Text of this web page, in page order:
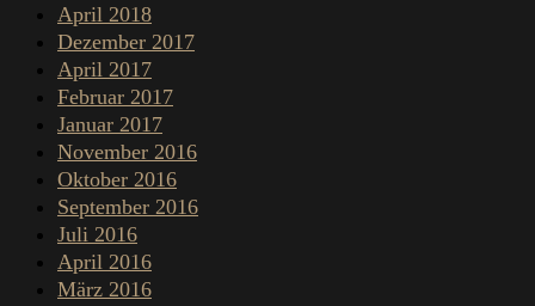
April 2018
Dezember 2017
April 2017
Februar 2017
Januar 2017
November 2016
Oktober 2016
September 2016
Juli 2016
April 2016
März 2016